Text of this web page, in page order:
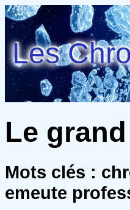
Les
Le
Mots clés :
emeute